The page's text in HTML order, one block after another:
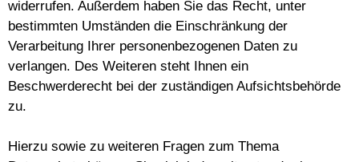
widerrufen. Außerdem haben Sie das Recht, unter
bestimmten Umständen die Einschränkung der
Verarbeitung Ihrer personenbezogenen Daten zu
verlangen. Des Weiteren steht Ihnen ein
Beschwerderecht bei der zuständigen Aufsichtsbehörde
zu.
Hierzu sowie zu weiteren Fragen zum Thema